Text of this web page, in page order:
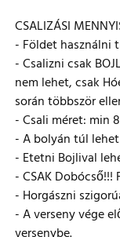
CSALIZÁSI
- Földet használni
- Csalizni csak
nem lehet, csak
során többször
- Csali méret: min
- A bolyán túl
- Etetni Bojlival
- CSAK
- Horgászni
- A verseny vége